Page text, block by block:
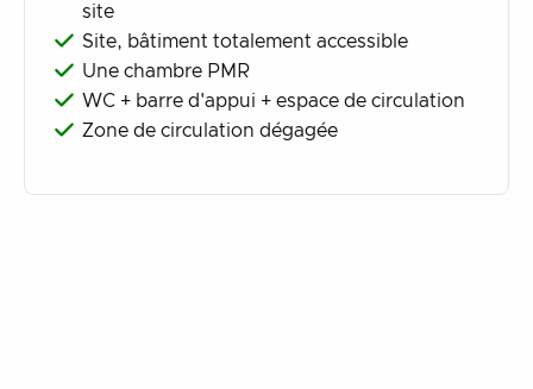
site
Site, bâtiment totalement accessible
Une chambre PMR
WC + barre d'appui + espace de circulation
Zone de circulation dégagée